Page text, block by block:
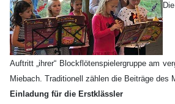
Auftritt „ihrer“ Blockflötenspielergruppe am
Miebach. Traditionell zählen die Beiträge des
Einladung für die Erstklässler